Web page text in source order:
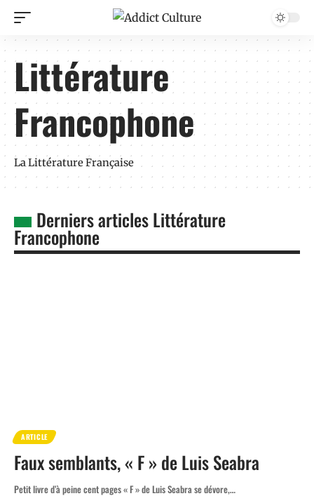
Littérature
Francophone
La Littérature Française
Derniers articles Littérature
Francophone
ARTICLE
Faux semblants, « F » de Luis Seabra
Petit livre d’à peine cent pages « F » de Luis Seabra se dévore,…